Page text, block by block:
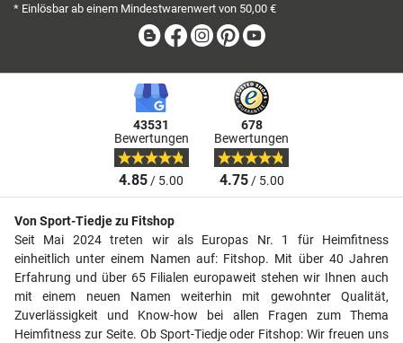
* Einlösbar ab einem Mindestwarenwert von 50,00 €
BlogFacebook
Instagram
Pinterest
43531
Bewertungen
4.85/ 5.00
678
Bewertungen
4.75/ 5.00
Von Sport-Tiedje zu Fitshop
Seit Mai 2024 treten wir als Europas Nr. 1 für Heimfitness
einheitlich unter einem Namen auf: Fitshop. Mit über 40 Jahren
Erfahrung und über 65 Filialen europaweit stehen wir Ihnen auch
mit einem neuen Namen weiterhin mit gewohnter Qualität,
Zuverlässigkeit und Know-how bei allen Fragen zum Thema
Heimfitness zur Seite. Ob Sport-Tiedje oder Fitshop: Wir freuen uns